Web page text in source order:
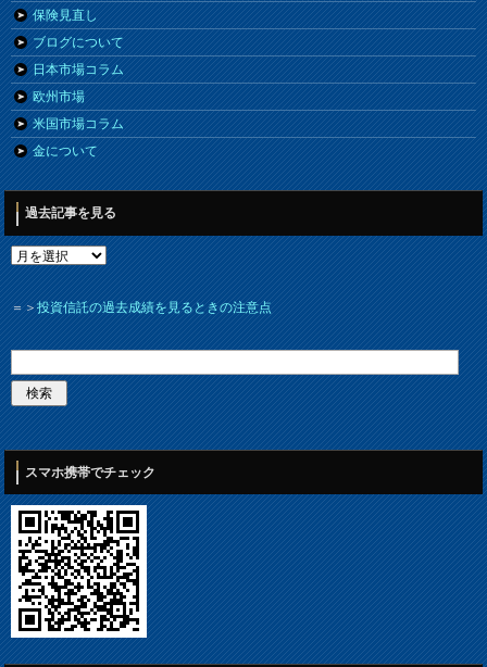
保険見直し
ブログについて
日本市場コラム
欧州市場
米国市場コラム
金について
過去記事を見る
＝＞投資信託の過去成績を見るときの注意点
スマホ携帯でチェック